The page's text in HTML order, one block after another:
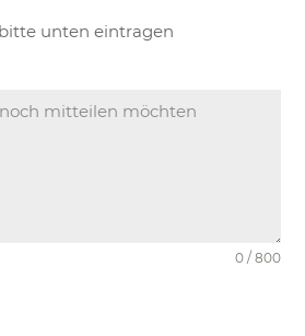
unten eintragen
0 / 800